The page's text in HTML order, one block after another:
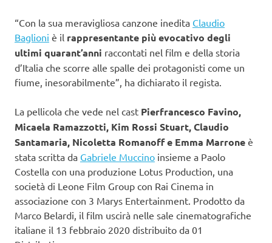
“Con la sua meravigliosa canzone inedita Claudio
Baglioni è il rappresentante più evocativo degli
ultimi quarant’anni raccontati nel film e della storia
d’Italia che scorre alle spalle dei protagonisti come un
fiume, inesorabilmente”, ha dichiarato il regista.
La pellicola che vede nel cast Pierfrancesco Favino,
Micaela Ramazzotti, Kim Rossi Stuart, Claudio
Santamaria, Nicoletta Romanoff e Emma Marrone è
stata scritta da Gabriele Muccino insieme a Paolo
Costella con una produzione Lotus Production, una
società di Leone Film Group con Rai Cinema in
associazione con 3 Marys Entertainment. Prodotto da
Marco Belardi, il film uscirà nelle sale cinematografiche
italiane il 13 febbraio 2020 distribuito da 01